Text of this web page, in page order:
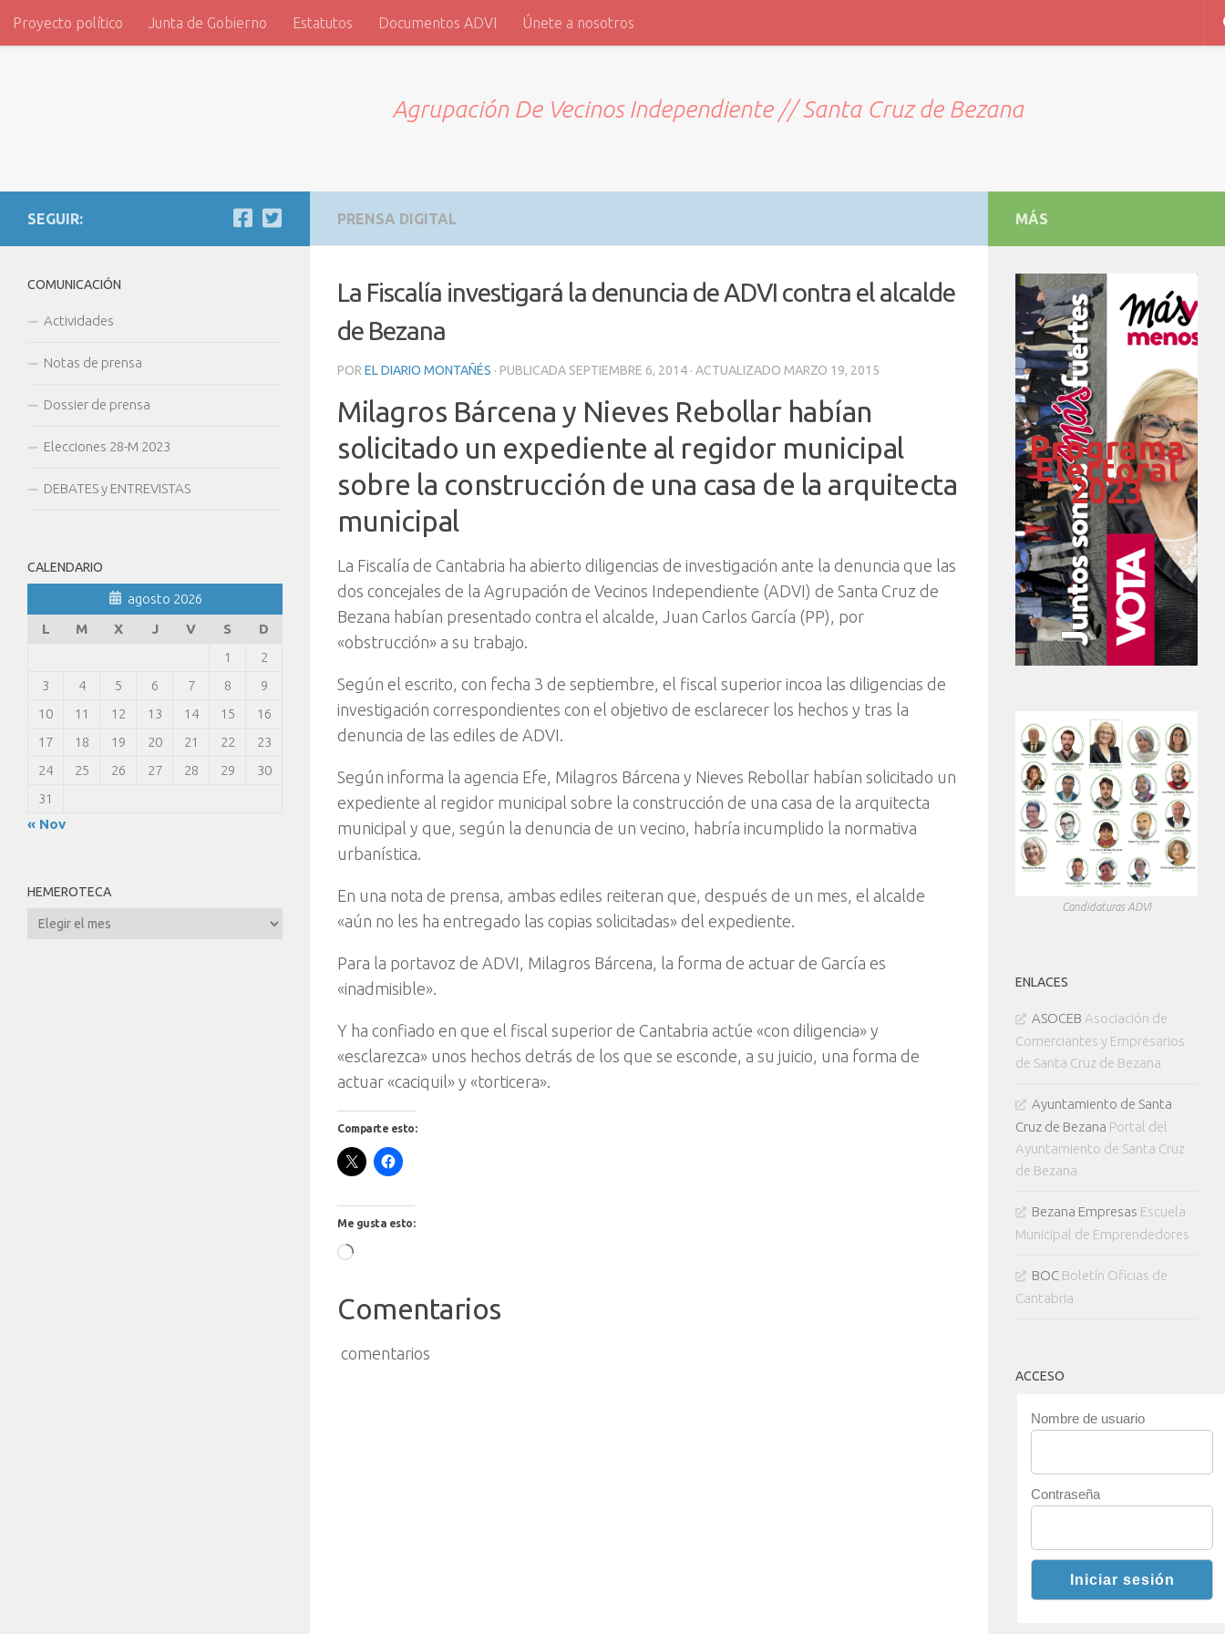
Saltar al contenido
Proyecto político Junta de Gobierno Estatutos Documentos ADVI Únete a nosotros
Agrupación De Vecinos Independiente // Santa Cruz de Bezana
PRENSA DIGITAL
La Fiscalía investigará la denuncia de ADVI contra el alcalde
de Bezana
POR EL DIARIO MONTAÑÉS · PUBLICADA SEPTIEMBRE 6, 2014 · ACTUALIZADO MARZO 19, 2015
Milagros Bárcena y Nieves Rebollar habían
solicitado un expediente al regidor municipal
sobre la construcción de una casa de la arquitecta
municipal
La Fiscalía de Cantabria ha abierto diligencias de investigación ante la denuncia que las
dos concejales de la Agrupación de Vecinos Independiente (ADVI) de Santa Cruz de
Bezana habían presentado contra el alcalde, Juan Carlos García (PP), por
«obstrucción» a su trabajo.
Según el escrito, con fecha 3 de septiembre, el fiscal superior incoa las diligencias de
investigación correspondientes con el objetivo de esclarecer los hechos y tras la
denuncia de las ediles de ADVI.
Según informa la agencia Efe, Milagros Bárcena y Nieves Rebollar habían solicitado un
expediente al regidor municipal sobre la construcción de una casa de la arquitecta
municipal y que, según la denuncia de un vecino, habría incumplido la normativa
urbanística.
En una nota de prensa, ambas ediles reiteran que, después de un mes, el alcalde
«aún no les ha entregado las copias solicitadas» del expediente.
Para la portavoz de ADVI, Milagros Bárcena, la forma de actuar de García es
«inadmisible».
Y ha confiado en que el fiscal superior de Cantabria actúe «con diligencia» y
«esclarezca» unos hechos detrás de los que se esconde, a su juicio, una forma de
actuar «caciquil» y «torticera».
Comparte esto:
Me gusta esto:
Cargando...
Comentarios
comentarios
SEGUIR:
COMUNICACIÓN
Actividades
Notas de prensa
Dossier de prensa
Elecciones 28-M 2023
DEBATES y ENTREVISTAS
CALENDARIO
agosto 2026
L
M X J V S
D
1
2
3
4 5 6 7 8
9
10
11 12 13 14 15
16
17
18 19 20 21 22
23
24
25 26 27 28 29
30
31
« Nov
HEMEROTECA
Hemeroteca
MÁS
Programa
Electoral
2023
Candidaturas ADVI
ENLACES
ASOCEB Asociación de
Comerciantes y Empresarios
de Santa Cruz de Bezana
Ayuntamiento de Santa
Cruz de Bezana Portal del
Ayuntamiento de Santa Cruz
de Bezana
Bezana Empresas Escuela
Municipal de Emprendedores
BOC Boletín Oficias de
Cantabria
ACCESO
Nombre de usuario
Contraseña